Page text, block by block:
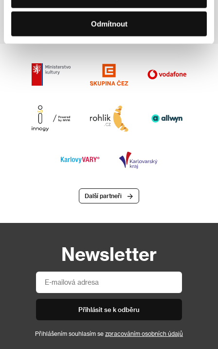
Odmítnout
Film Director
Další partneři
Newsletter
Přihlásit se k odběru
Přihlášením souhlasím se zpracováním osobních údajů